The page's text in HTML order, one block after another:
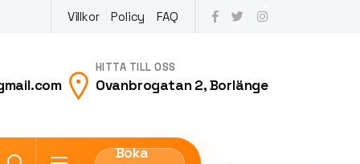
Villkor Policy FAQ
HITTA TILL OSS
Ovanbrogatan 2, Borlänge
Boka